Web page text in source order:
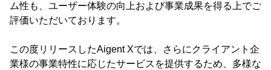
ム性も、ユーザー体験の向上および事業成果を得る上でご
評価いただいております。
この度リリースしたAigent Xでは、さらにクライアント企
業様の事業特性に応じたサービスを提供するため、多様な